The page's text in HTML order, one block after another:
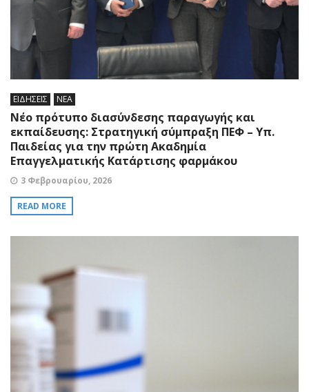
ΕΙΔΗΣΕΙΣ ΝΕΑ
Νέο πρότυπο διασύνδεσης παραγωγής και
εκπαίδευσης: Στρατηγική σύμπραξη ΠΕΦ – Υπ.
Παιδείας για την πρώτη Ακαδημία
Επαγγελματικής Κατάρτισης φαρμάκου
3 Φεβρουαρίου, 2026
READ MORE